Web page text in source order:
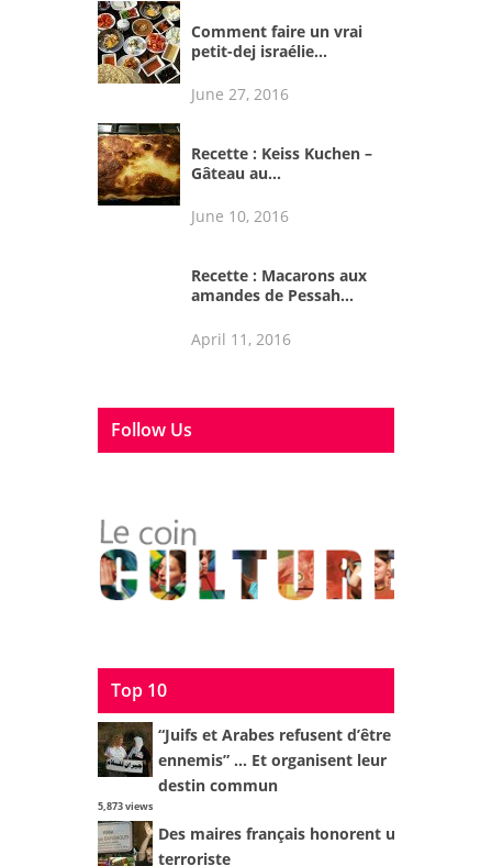
Comment faire un vrai
petit-dej israélie...
June 27, 2016
Recette : Keiss Kuchen –
Gâteau au...
June 10, 2016
Recette : Macarons aux
amandes de Pessah...
April 11, 2016
Follow Us
Top 10
“Juifs et Arabes refusent d’être
ennemis” … Et organisent leur
destin commun
5,873 views
Des maires français honorent un
terroriste